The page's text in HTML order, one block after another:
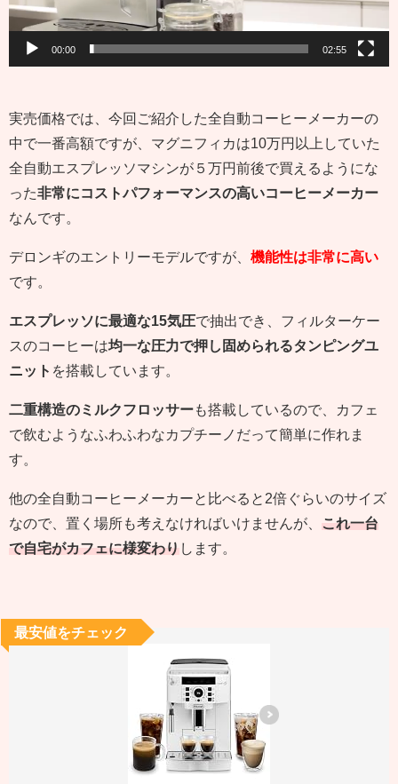
ー
00:00 02:55
実売価格では、今回ご紹介した全自動コーヒーメーカーの
中で一番高額ですが、マグニフィカは10万円以上していた
全自動エスプレッソマシンが５万円前後で買えるようにな
った非常にコストパフォーマンスの高いコーヒーメーカー
なんです。
デロンギのエントリーモデルですが、 機能性は非常に高い
です。
エスプレッソに最適な15気圧で抽出でき、フィルターケー
スのコーヒーは均一な圧力で押し固められるタンピングユ
ニット を搭載しています。
二重構造のミルクフロッサーも搭載しているので、カフェ
で飲むようなふわふわなカプチーノだって簡単に作れま
す。
他の全自動コーヒーメーカーと比べると2倍ぐらいのサイズ
なので、置く場所も考えなければいけませんが、 これ一台
で自宅がカフェに様変わりします。
最安値をチェック